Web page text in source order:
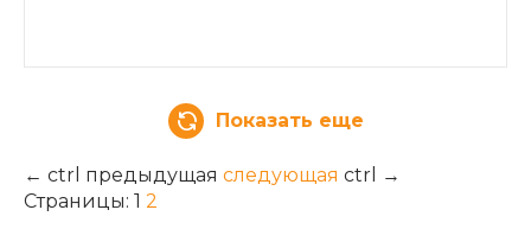
Показать еще
← ctrl предыдущая следующая ctrl
→
Страницы: 1 2